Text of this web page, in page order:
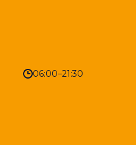
06:00–21:30